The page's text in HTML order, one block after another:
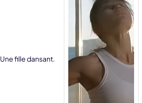
Une fille dansant.